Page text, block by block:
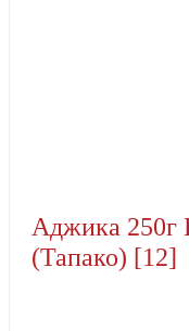
Аджика 250г
(Тапако) [12]